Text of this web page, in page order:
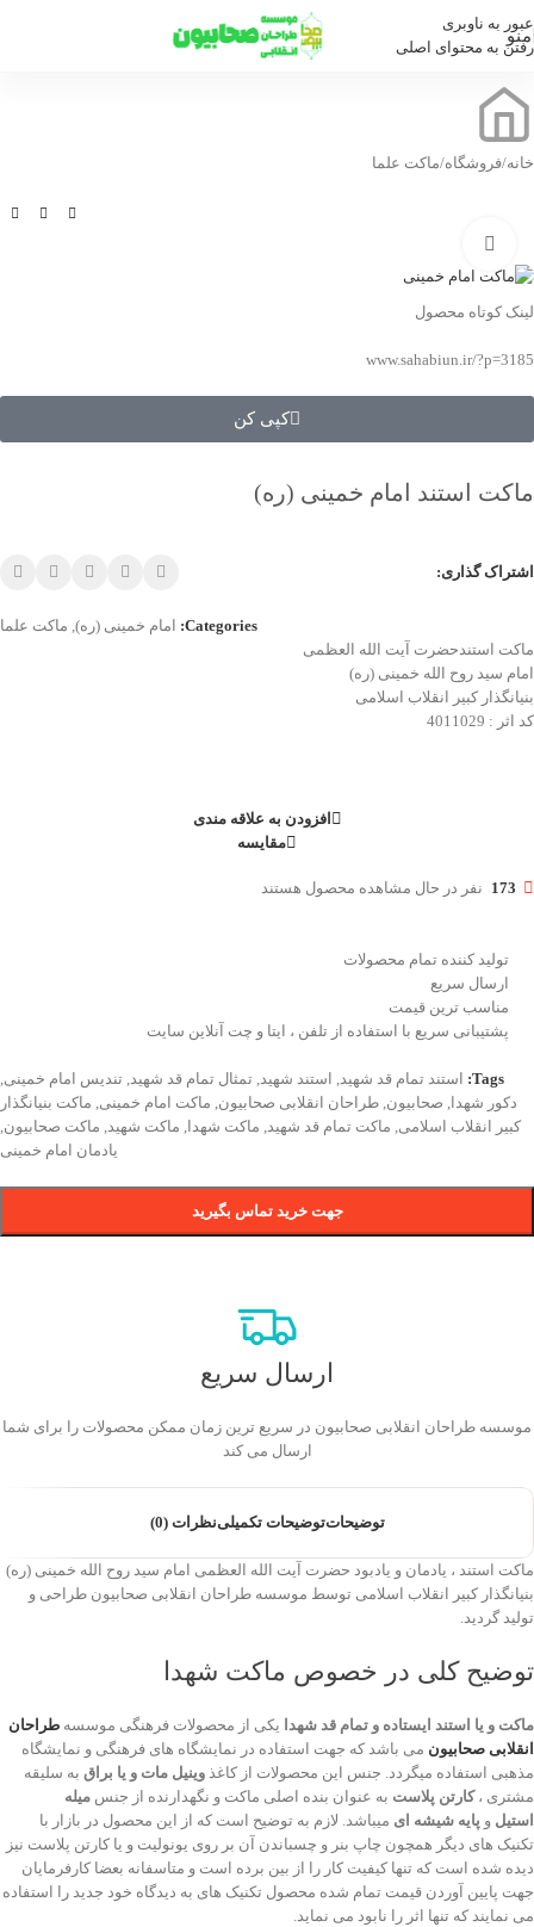
عبور به ناوبری
رفتن به محتوای اصلی
منو
خانه/فروشگاه/ماکت علما
لینک کوتاه محصول
www.sahabiun.ir/?p=3185
کپی کن
ماکت استند امام خمینی (ره)
اشتراک گذاری:
Categories: امام خمینی (ره), ماکت علما
ماکت استندحضرت آیت الله العظمی
امام سید روح الله خمینی (ره)
بنیانگذار کبیر انقلاب اسلامی
کد اثر : 4011029
افزودن به علاقه مندی
مقایسه
173 نفر در حال مشاهده محصول هستند
تولید کننده تمام محصولات
ارسال سریع
مناسب ترین قیمت
پشتیبانی سریع با استفاده از تلفن ، ایتا و چت آنلاین سایت
Tags: استند تمام قد شهید, استند شهید, تمثال تمام قد شهید, تندیس امام خمینی,
دکور شهدا , صحابیون, طراحان انقلابی صحابیون, ماکت امام خمینی, ماکت بنیانگذار
کبیر انقلاب اسلامی, ماکت تمام قد شهید, ماکت شهدا , ماکت شهید, ماکت صحابیون,
یادمان امام خمینی
جهت خرید تماس بگیرید
ارسال سریع
موسسه طراحان انقلابی صحابیون در سریع ترین زمان ممکن محصولات را برای شما
ارسال می کند
توضیحاتتوضیحات تکمیلینظرات (0)
ماکت استند ، یادمان و یادبود حضرت آیت الله العظمی امام سید روح الله خمینی (ره)
بنیانگذار کبیر انقلاب اسلامی توسط موسسه طراحان انقلابی صحابیون طراحی و
تولید گردید.
توضیح کلی در خصوص ماکت شهدا
ماکت و یا استند ایستاده و تمام قد شهدا یکی از محصولات فرهنگی موسسه طراحان
انقلابی صحابیون می باشد که جهت استفاده در نمایشگاه های فرهنگی و نمایشگاه
مذهبی استفاده میگردد. جنس این محصولات از کاغذ وینیل مات و یا براق به سلیقه
مشتری ،کارتن پلاست به عنوان بنده اصلی ماکت و نگهدارنده از جنس میله
استیل و پایه شیشه ای میباشد. لازم به توضیح است که از این محصول در بازار با
تکنیک های دیگر همچون چاپ بنر و چسباندن آن بر روی یونولیت و یا کارتن پلاست نیز
دیده شده است که تنها کیفیت کار را از بین برده است و متاسفانه بعضا کارفرمایان
جهت پایین آوردن قیمت تمام شده محصول تکنیک های به دیدگاه خود جدید را استفاده
می نمایند که تنها اثر را نابود می نماید.